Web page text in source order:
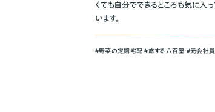
くても自分でできるところも気に入っ
います。
＃野菜の定期宅配 ＃旅する八百屋 ＃元会社員